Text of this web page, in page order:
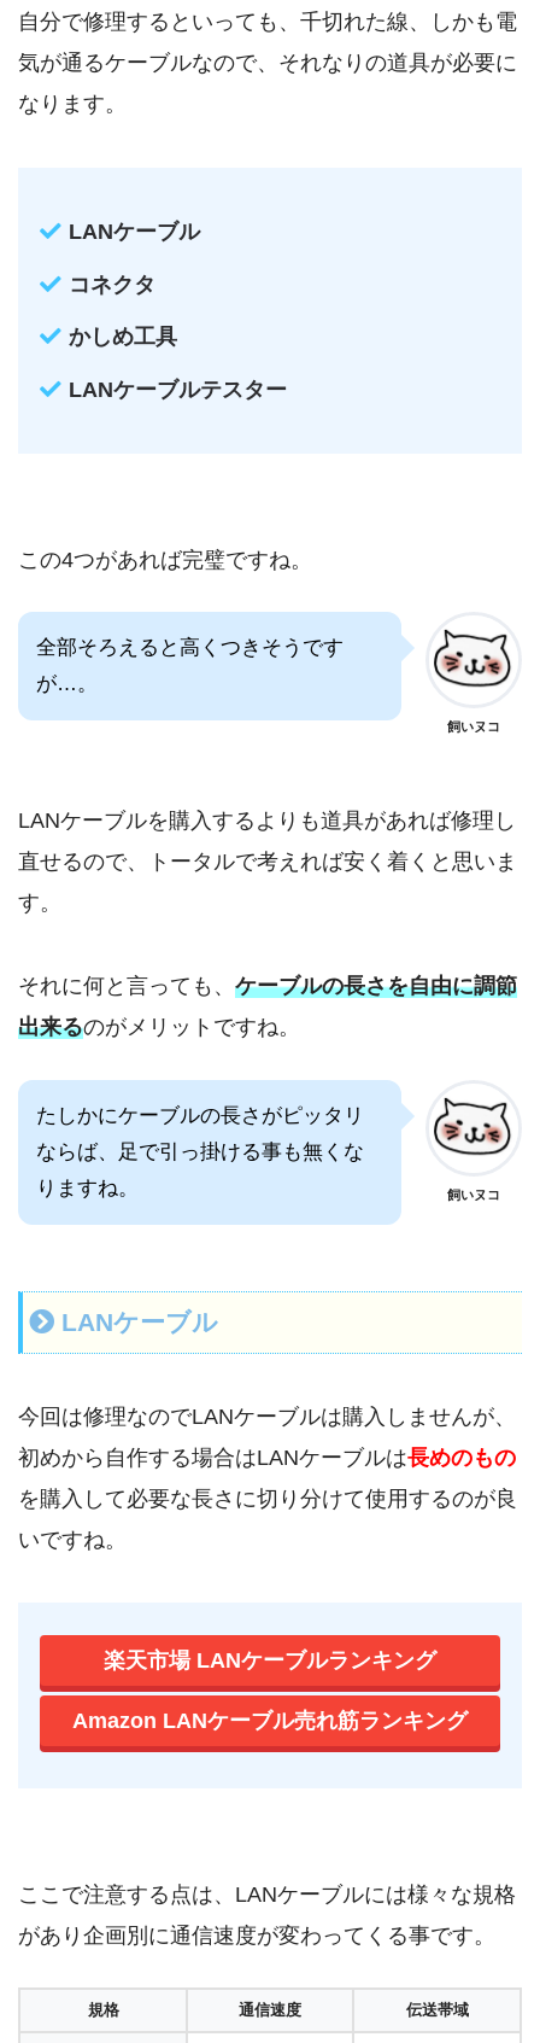
自分で修理するといっても、千切れた線、しかも電
気が通るケーブルなので、それなりの道具が必要に
なります。
LANケーブル
コネクタ
かしめ工具
LANケーブルテスター
この4つがあれば完璧ですね。
全部そろえると高くつきそうです
が…。
飼いヌコ
LANケーブルを購入するよりも道具があれば修理し
直せるので、トータルで考えれば安く着くと思いま
す。
それに何と言っても、 ケーブルの長さを自由に調節
出来るのがメリットですね。
たしかにケーブルの長さがピッタリ
ならば、足で引っ掛ける事も無くな
りますね。
飼いヌコ
LANケーブル
今回は修理なのでLANケーブルは購入しませんが、
初めから自作する場合はLANケーブルは長めのもの
を購入して必要な長さに切り分けて使用するのが良
いですね。
楽天市場 LANケーブルランキング
Amazon LANケーブル売れ筋ランキング
ここで注意する点は、LANケーブルには様々な規格
があり企画別に通信速度が変わってくる事です。
規格 通信速度 伝送帯域